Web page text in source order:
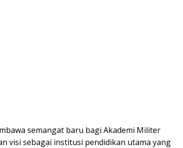
semangat baru bagi Akademi Militer
visi sebagai institusi pendidikan utama yang